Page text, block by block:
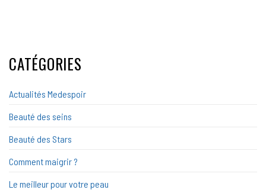
CATÉGORIES
Actualités Medespoir
Beauté des seins
Beauté des Stars
Comment maigrir ?
Le meilleur pour votre peau